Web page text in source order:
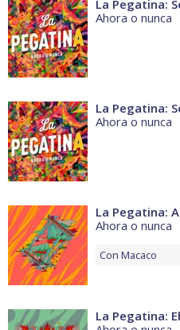
La Pegatina:
Ahora o nunca
La Pegatina:
Ahora o nunca
La Pegatina:
Ahora o nunca
Con Macaco
La Pegatina: